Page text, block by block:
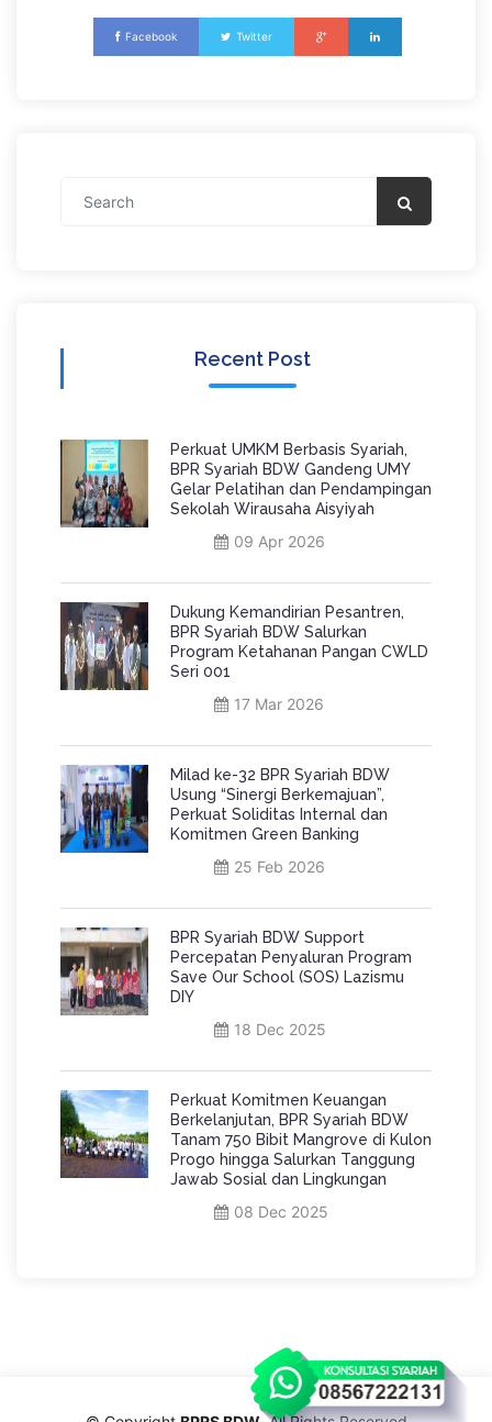
Facebook Twitter
Recent Post
Perkuat UMKM Berbasis Syariah,
BPR Syariah BDW Gandeng UMY
Gelar Pelatihan dan Pendampingan
Sekolah Wirausaha Aisyiyah
09 Apr 2026
Dukung Kemandirian Pesantren,
BPR Syariah BDW Salurkan
Program Ketahanan Pangan CWLD
Seri 001
17 Mar 2026
Milad ke-32 BPR Syariah BDW
Usung “Sinergi Berkemajuan”,
Perkuat Soliditas Internal dan
Komitmen Green Banking
25 Feb 2026
BPR Syariah BDW Support
Percepatan Penyaluran Program
Save Our School (SOS) Lazismu
DIY
18 Dec 2025
Perkuat Komitmen Keuangan
Berkelanjutan, BPR Syariah BDW
Tanam 750 Bibit Mangrove di Kulon
Progo hingga Salurkan Tanggung
Jawab Sosial dan Lingkungan
08 Dec 2025